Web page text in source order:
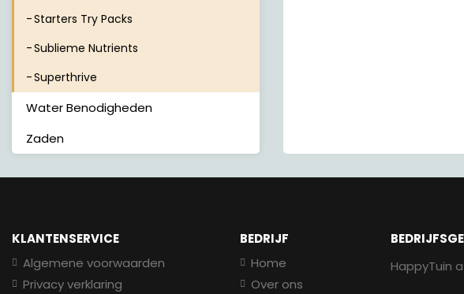
Starters Try Packs
Sublieme Nutrients
Superthrive
Water Benodigheden
Zaden
KLANTENSERVICE
Algemene voorwaarden
Privacy verklaring
BEDRIJF
Home
Over ons
HappyTuin